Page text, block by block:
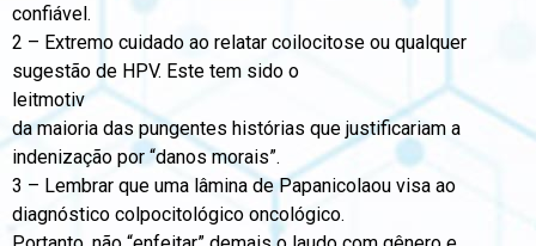
confiável.
2 – Extremo cuidado ao relatar coilocitose ou qualquer
sugestão de HPV. Este tem sido o
leitmotiv
da maioria das pungentes histórias que justificariam a
indenização por “danos morais”.
3 – Lembrar que uma lâmina de Papanicolaou visa ao
diagnóstico colpocitológico oncológico.